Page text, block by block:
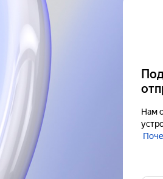
Нам